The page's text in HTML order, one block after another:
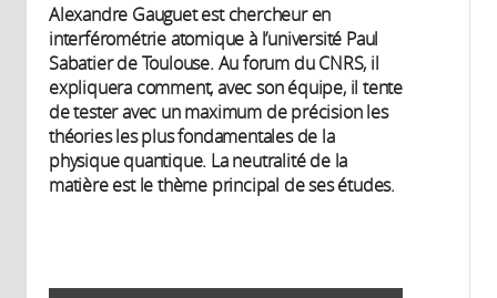
Alexandre Gauguet est chercheur en
interférométrie atomique à l’université Paul
Sabatier de Toulouse. Au forum du CNRS, il
expliquera comment, avec son équipe, il tente
de tester avec un maximum de précision les
théories les plus fondamentales de la
physique quantique. La neutralité de la
matière est le thème principal de ses études.